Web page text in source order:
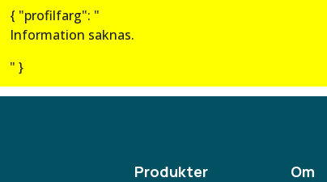
{ "profilfarg": "
Information saknas.
" }
Produkter
Om